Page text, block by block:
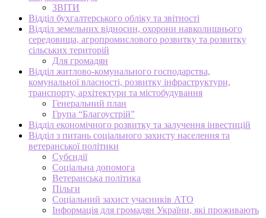
ЗВІТИ
Відділ бухгалтерського обліку та звітності
Відділ земельних відносин, охорони навколишнього
середовища, агропромислового розвитку та розвитку
сільських територій
Для громадян
Відділ житлово-комунального господарства,
комунальної власності, розвитку інфраструктури,
транспорту, архітектури та містобудування
Генеральний план
Група “Благоустрій”
Відділ економічного розвитку та залучення інвестицій
Відділ з питань соціального захисту населення та
ветеранської політики
Субсидії
Соціальна допомога
Ветеранська політика
Пільги
Соціальний захист учасників АТО
Інформація для громадян України, які проживають